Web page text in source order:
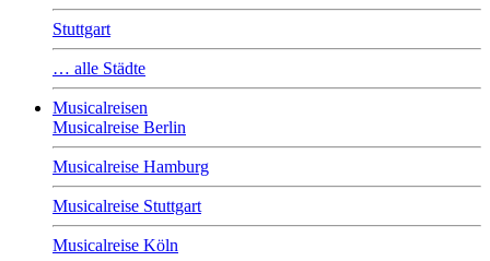
Stuttgart
… alle Städte
Musicalreisen
Musicalreise Berlin
Musicalreise Hamburg
Musicalreise Stuttgart
Musicalreise Köln